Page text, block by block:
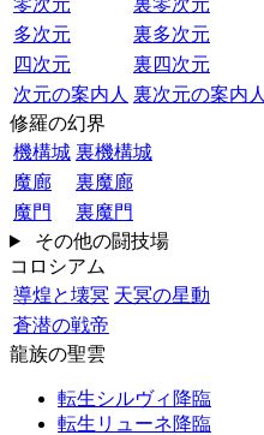
零次元
裏零次元
多次元
裏多次元
四次元
裏四次元
次元の案内人 裏次元の案内人
修羅の幻界
機構城 裏機構城
魔廊
裏魔廊
魔門
裏魔門
その他の闘技場
コロシアム
導煌と壊冥 天冥の星動
蒼潜の戦帝
龍族の聖雲
転生シルヴィ降臨
転生リューネ降臨